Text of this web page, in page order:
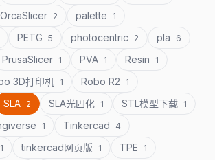
OrcaSlicer 2 palette 1
PETG 5 photocentric 2 pla 6
PrusaSlicer 1 PVA 1 Resin 1
3D打印机 1 Robo R2 1
SLA 2 SLA光固化 1 STL模型下载 1
1 Tinkercad 4
1 tinkercad网页版 1 TPE 1